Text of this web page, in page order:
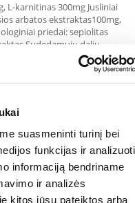
suasmeninti turinį bei
funkcijas ir analizuoti
informaciją bendriname
ir analizės
kitos jūsų pateiktos arba
L-karnitinas 300mg Jusliniai
arbatos ekstraktas100mg,
priedai: sepiolitas
Sudedamųjų dalių
ir riebalai 20,00%, žalia
DHA 0,50%, EPA 0,30%,
kg Energinė vertė: E.
visada užtikrinkite,
ir šviežio vandens.
kaip paros
į katės būklę.
katę pas veterinarijos